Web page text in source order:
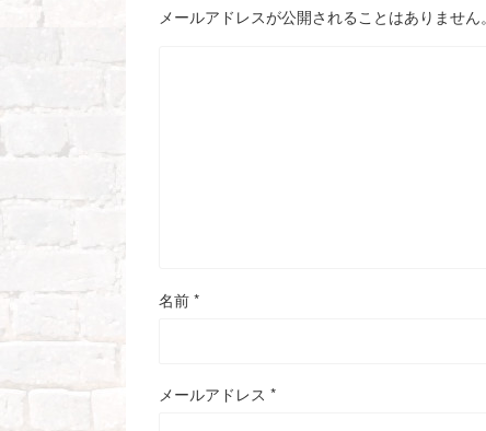
メールアドレスが公開されることはありません。
名前 *
メールアドレス *